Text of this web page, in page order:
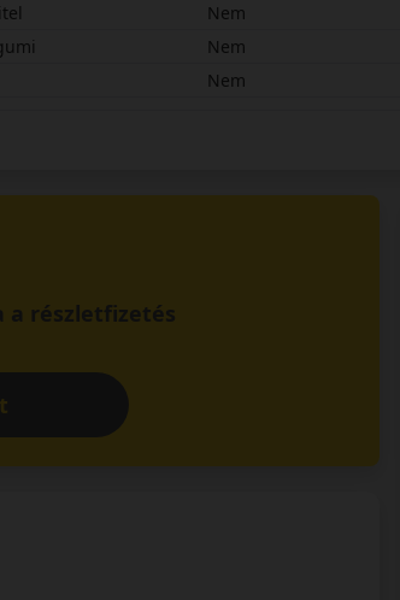
Nem
Nem
Nem
a részletfizetés